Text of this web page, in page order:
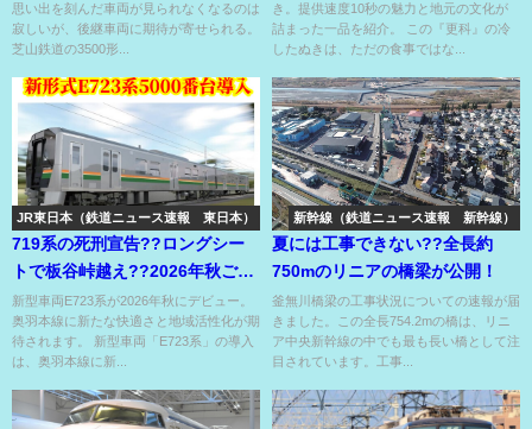
思い出を刻んだ車両が見られなくなるのは
寂しいが、後継車両に期待が寄せられる。
芝山鉄道の3500形...
き。提供速度10秒の魅力と地元の文化が
詰まった一品を紹介。 この『更科』の冷
したぬきは、ただの食事ではな...
JR東日本（鉄道ニュース速報 東日本）
719系の死刑宣告??ロングシー
トで板谷峠越え??2026年秋ごろ
デビュー決定⁉
新型車両E723系が2026年秋にデビュー。
奥羽本線に新たな快適さと地域活性化が期
待されます。 新型車両「E723系」の導入
は、奥羽本線に新...
新幹線（鉄道ニュース速報 新幹線）
夏には工事できない??全長約
750mのリニアの橋梁が公開！
釜無川橋梁の工事状況についての速報が届
きました。この全長754.2mの橋は、リニ
ア中央新幹線の中でも最も長い橋として注
目されています。工事...